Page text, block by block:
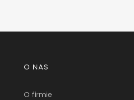
Linki w stopce
O NAS
O firmie